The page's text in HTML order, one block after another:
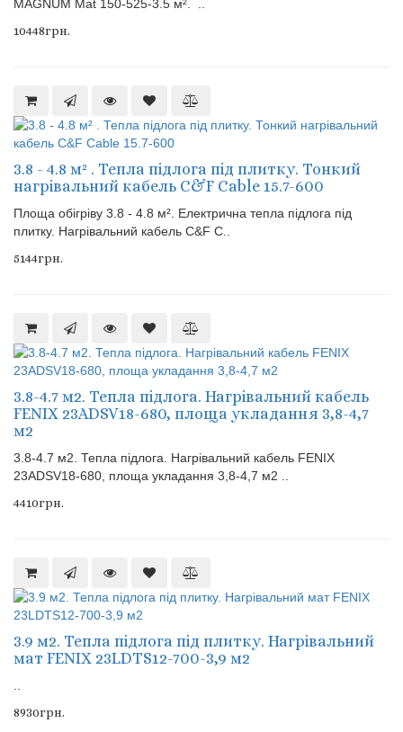
MAGNUM Mat 150-525-3.5 м². ..
10448грн.
3.8 - 4.8 м² . Тепла підлога під плитку. Тонкий
нагрівальний кабель C&F Cable 15.7-600
Площа обігріву 3.8 - 4.8 м². Електрична тепла підлога під
плитку. Нагрівальний кабель C&F C..
5144грн.
3.8-4.7 м2. Тепла підлога. Нагрівальний кабель
FENIX 23ADSV18-680, площа укладання 3,8-4,7
м2
3.8-4.7 м2. Тепла підлога. Нагрівальний кабель FENIX
23ADSV18-680, площа укладання 3,8-4,7 м2 ..
4410грн.
3.9 м2. Тепла підлога під плитку. Нагрівальний
мат FENIX 23LDTS12-700-3,9 м2
8930грн.